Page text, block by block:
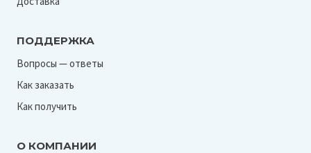
ПОДДЕРЖКА
Вопросы — ответы
Как заказать
Как получить
О КОМПАНИИ